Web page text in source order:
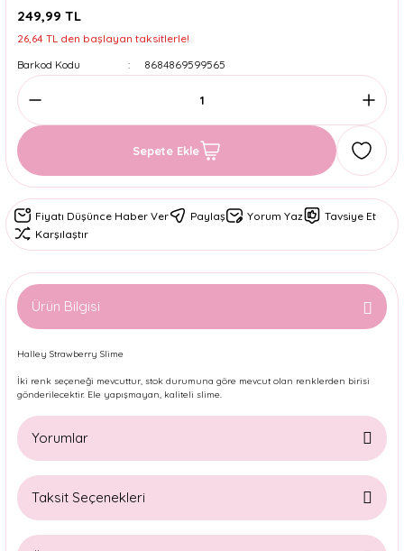
249,99 TL
26,64 TL den başlayan taksitlerle!
Barkod Kodu
8684869599565
Sepete Ekle
Fiyatı Düşünce Haber Ver Paylaş Yorum Yaz
Tavsiye Et
Karşılaştır
Ürün Bilgisi
Halley Strawberry Slime
İki renk seçeneği mevcuttur, stok durumuna göre mevcut olan renklerden birisi
gönderilecektir. Ele yapışmayan, kaliteli slime.
Yorumlar
Taksit Seçenekleri